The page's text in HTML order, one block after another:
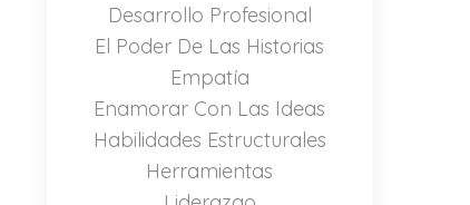
Desarrollo Profesional
El Poder De Las Historias
Empatía
Enamorar Con Las Ideas
Habilidades Estructurales
Herramientas